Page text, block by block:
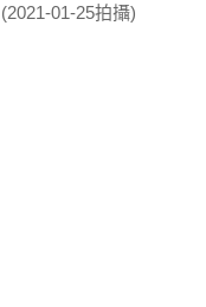
(2021-01-25拍攝)